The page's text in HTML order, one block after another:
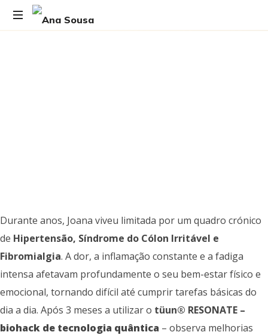
Durante anos, Joana viveu limitada por um quadro crónico
de Hipertensão, Síndrome do Cólon Irritável e
Fibromialgia. A dor, a inflamação constante e a fadiga
intensa afetavam profundamente o seu bem-estar físico e
emocional, tornando difícil até cumprir tarefas básicas do
dia a dia. Após 3 meses a utilizar o tüun® RESONATE –
biohack de tecnologia quântica – observa melhorias